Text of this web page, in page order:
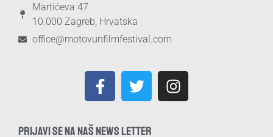
Martićeva 47
10.000 Zagreb, Hrvatska
office@motovunfilmfestival.com
PRIJAVI SE NA NAŠ NEWS LETTER